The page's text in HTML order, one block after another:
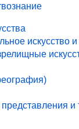
искусство и
и